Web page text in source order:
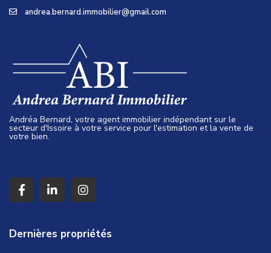
andrea.bernard.immobilier@gmail.com
Andréa Bernard, votre agent immobilier indépendant sur le
secteur d'Issoire à votre service pour l'estimation et la vente de
votre bien.
Dernières propriétés